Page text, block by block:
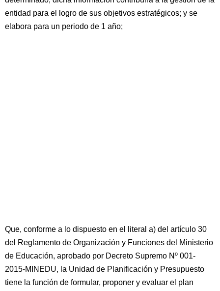
entidad para el logro de sus objetivos estratégicos; y se
elabora para un periodo de 1 año;
Que, conforme a lo dispuesto en el literal a) del artículo 30
del Reglamento de Organización y Funciones del Ministerio
de Educación, aprobado por Decreto Supremo Nº 001-
2015-MINEDU, la Unidad de Planificación y Presupuesto
tiene la función de formular, proponer y evaluar el plan